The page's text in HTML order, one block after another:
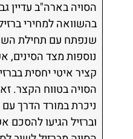
בהשוואה למחירי ברזיל
שנפתח עם תחילת השיח
נוספות מצד הסינים, אשר
קציר איטי יחסית בברזיל
הסויה בטווח הקצר. זאת על
ניכרת במורד הדרך עם הגעת
וברזיל הגיעו להסכם אשר